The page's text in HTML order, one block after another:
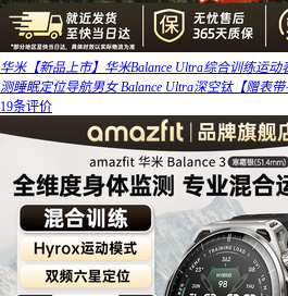
华米【新品上市】华米Balance Ultra综合训练运
测睡眠定位导航男女 Balance Ultra深空钛【赠表带
19条评价